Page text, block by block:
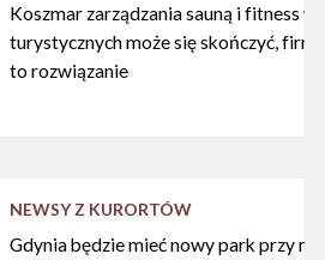
Koszmar zarządzania sauną i fitness w
turystycznych może się skończyć,
to rozwiązanie
NEWSY Z KURORTÓW
Gdynia będzie mieć nowy park przy